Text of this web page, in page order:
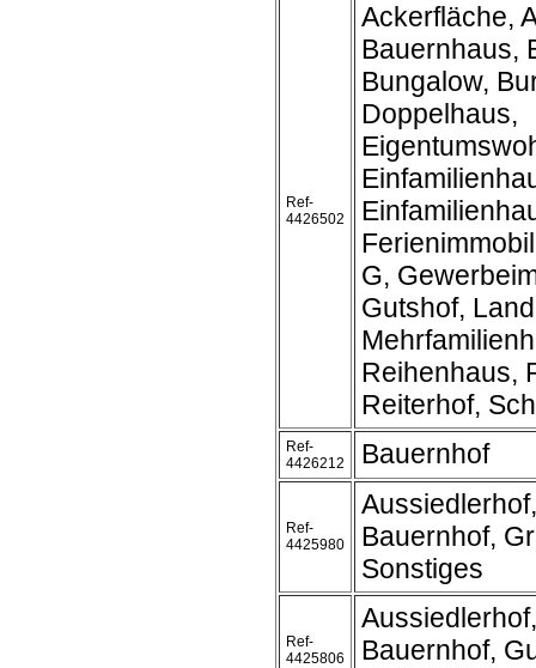
Ref-
4426502
Ackerfläche,
Bauernhaus,
Bungalow,
Doppelhaus,
G,
Gutshof,
Reihenhaus,
Reiterhof,
Ref-
4426212
Bauernhof
Ref-
4425980
Bauernhof,
Sonstiges
Ref-
4425806
Bauernhof,